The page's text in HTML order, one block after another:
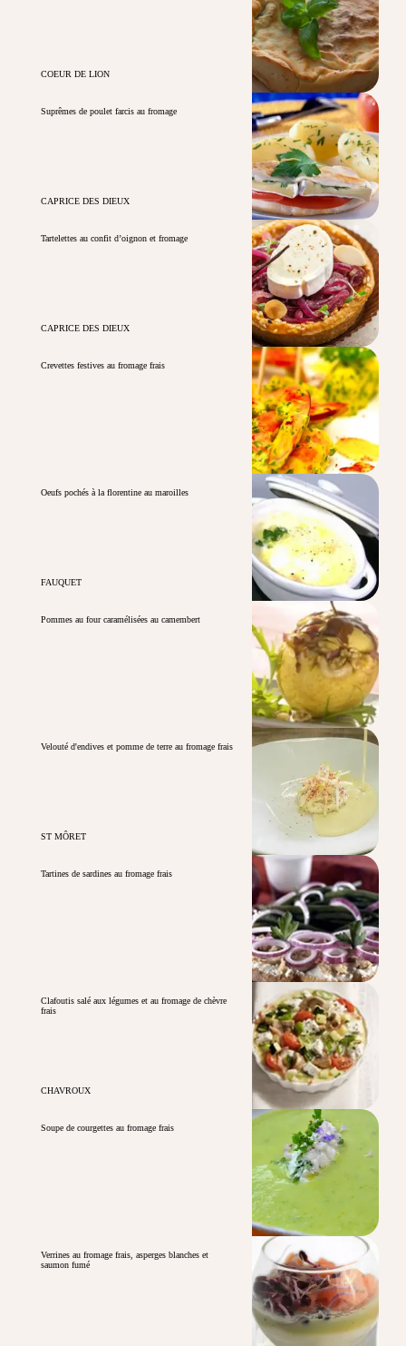
COEUR DE LION
Suprêmes de poulet farcis au fromage
CAPRICE DES DIEUX
Tartelettes au confit d’oignon et fromage
CAPRICE DES DIEUX
Crevettes festives au fromage frais
Oeufs pochés à la florentine au maroilles
FAUQUET
Pommes au four caramélisées au camembert
Velouté d'endives et pomme de terre au fromage frais
ST MÔRET
Tartines de sardines au fromage frais
Clafoutis salé aux légumes et au fromage de chèvre
frais
CHAVROUX
Soupe de courgettes au fromage frais
Verrines au fromage frais, asperges blanches et
saumon fumé